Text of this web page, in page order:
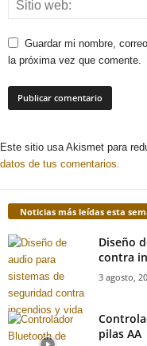
Guardar mi nombre,
la próxima vez que comente.
Este sitio usa Akismet para
datos de tus comentarios.
Noticias más leídas esta
Diseño
contra
3 agosto,
pilas AA